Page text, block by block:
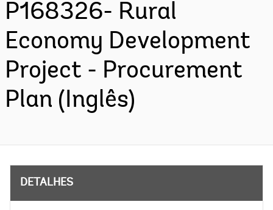
P168326- Rural
Economy Development
Project - Procurement
Plan (Inglês)
DETALHES